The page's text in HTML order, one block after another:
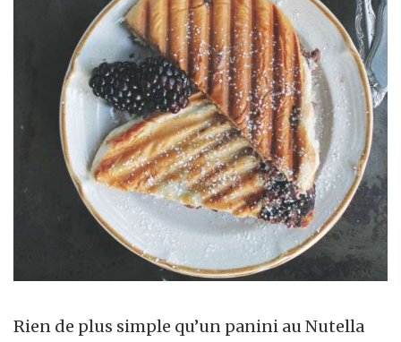
Rien de plus simple qu’un panini au Nutella